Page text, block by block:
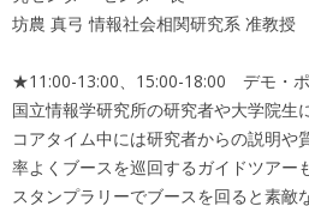
坊農 真弓 情報社会相関研究系 准教授
★11:00-13:00、15:00-18:00 デモ・
国立情報学研究所の研究者や大学院生
コアタイム中には研究者からの説明や
率よくブースを巡回するガイドツアー
スタンプラリーでブースを回ると素敵